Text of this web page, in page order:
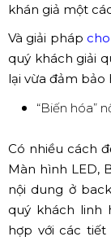
khán giả một
Và giải pháp
quý khách giải
lại vừa đảm bảo
“Biến hóa”
Có nhiều cách
Màn hình LED,
nội dung ở
quý khách linh
hợp với các